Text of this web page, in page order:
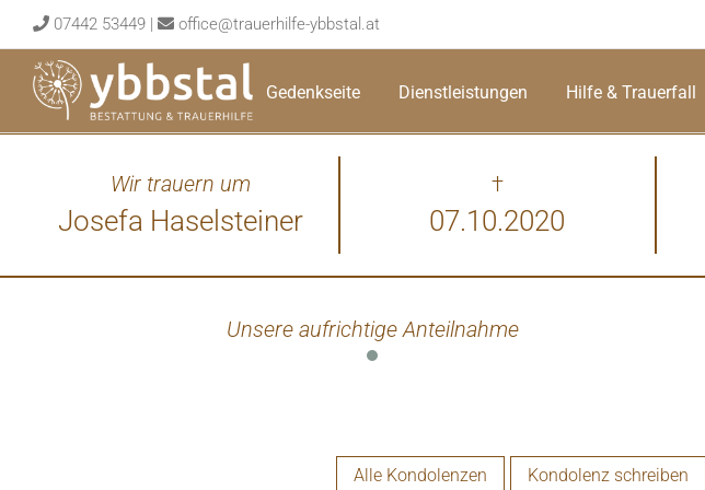
to
content
07442 53449 | office@trauerhilfe-ybbstal.at
Gedenkseite Dienstleistungen Hilfe & Trauerfall
Wir trauern um
Josefa Haselsteiner
†
07.10.2020
Unsere aufrichtige Anteilnahme
Alle Kondolenzen Kondolenz schreiben